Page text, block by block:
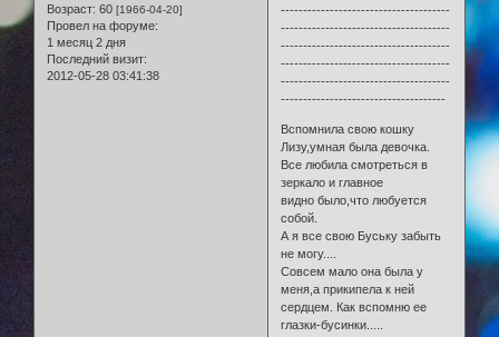
Возраст: 60 [1966-04-20]
Провел на форуме:
1 месяц 2 дня
Последний визит:
2012-05-28 03:41:38
--------------------------------------
--------------------------------------
--------------------------------------
--------------------------------------
--------------------------------------
-------------------------------------
Вспомнила свою кошку
Лизу,умная была девочка.
Все любила смотреться в
зеркало и главное
видно было,что любуется
собой.
А я все свою Буську забыть
не могу....
Совсем мало она была у
меня,а прикипела к ней
сердцем. Как вспомню ее
глазки-бусинки.....